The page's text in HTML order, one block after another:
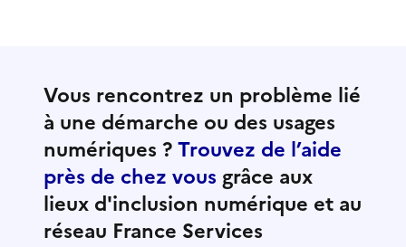
Vous rencontrez un problème lié
à une démarche ou des usages
numériques ?Trouvez de l’aide
près de chez vous grâce aux
lieux d'inclusion numérique et au
réseau France Services